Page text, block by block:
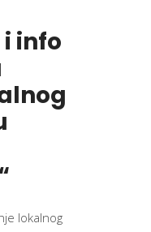
info
lokalnog